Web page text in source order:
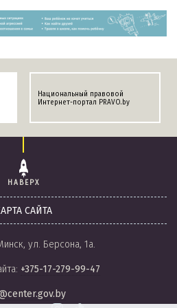
Национальный правовой
Интернет-портал PRAVO.by
НАВЕРХ
САЙТА
ул. Берсона, 1а.
+375-17-279-99-47